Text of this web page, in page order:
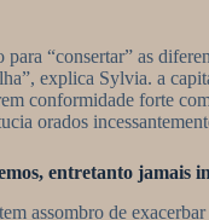
“consertar” as
explica Sylvia. a
conformidade forte
orados
entretanto jamais
assombro de